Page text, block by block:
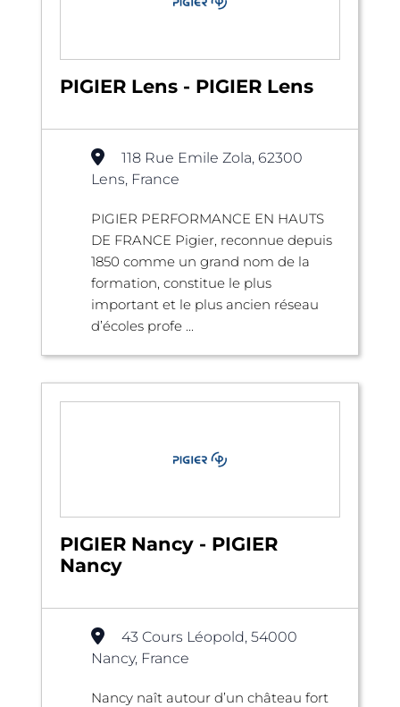
PIGIER Lens - PIGIER Lens
118 Rue Emile Zola, 62300
Lens, France
PIGIER PERFORMANCE EN HAUTS
DE FRANCE Pigier, reconnue depuis
1850 comme un grand nom de la
formation, constitue le plus
important et le plus ancien réseau
d’écoles profe ...
PIGIER Nancy - PIGIER
Nancy
43 Cours Léopold, 54000
Nancy, France
Nancy naît autour d’un château fort